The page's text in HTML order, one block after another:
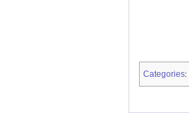
Categories: